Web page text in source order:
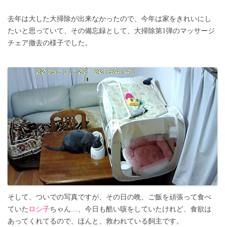
去年は大した大掃除が出来なかったので、今年は家をきれいにし
たいと思っていて、その備忘録として、大掃除第1弾のマッサージ
チェア撤去の様子でした。
そして、ついでの写真ですが、その日の晩、ご飯を頑張って食べ
ていた ロシ子ちゃん…、今日も酷い咳をしていたけれど、食欲は
あってくれてるので、ほんと、救われている飼主です。